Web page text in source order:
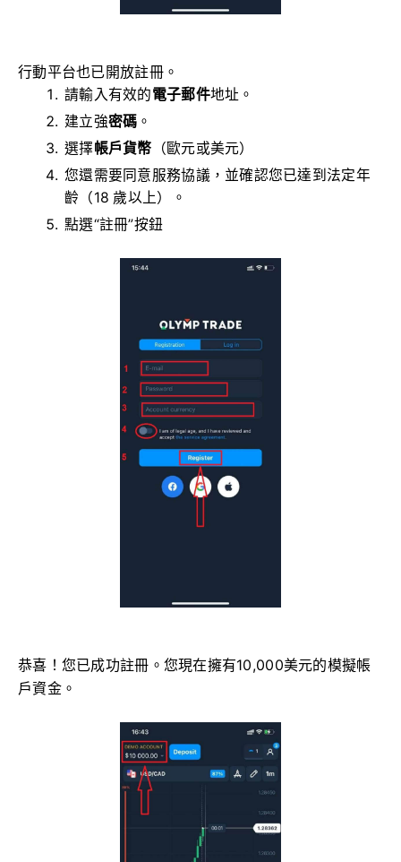
行動平台也已開放註冊。
請輸入有效的電子郵件地址。
建立強密碼 。
選擇帳戶貨幣 （歐元或美元）
您還需要同意服務協議，並確認您已達到法定年
齡（18 歲以上）。
點選“註冊”按鈕
恭喜！您已成功註冊。您現在擁有10,000美元的模擬帳
戶資金。